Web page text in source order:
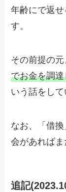
年齢にで返
す。
その前提の元
でお金を調
いう話をして
なお、「借
会があればま
追記